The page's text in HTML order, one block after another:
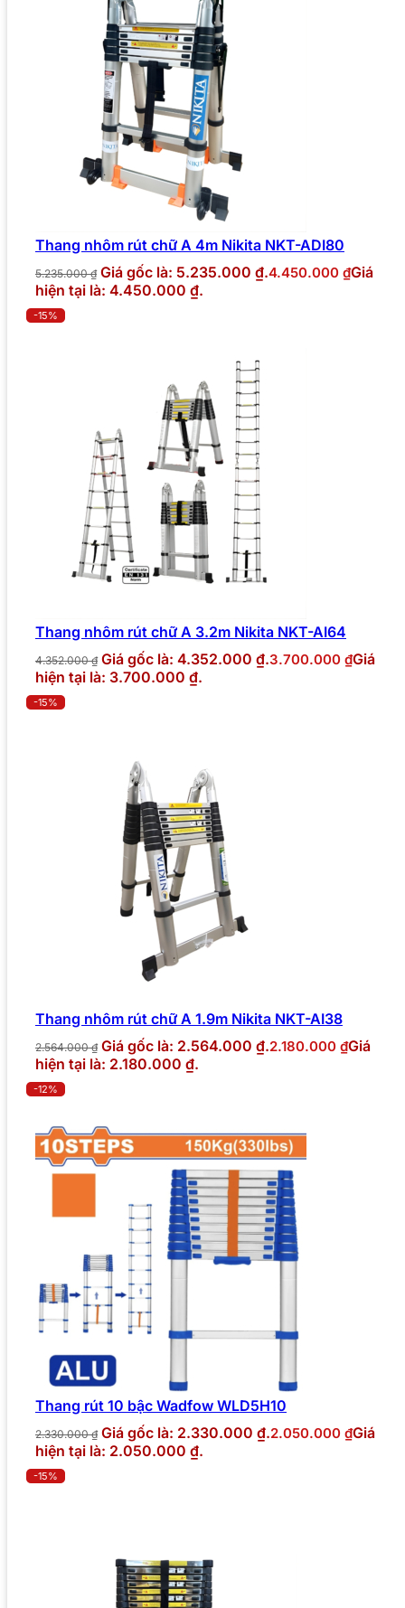
Thang nhôm rút chữ A 4m Nikita NKT-ADI80
5.235.000₫ Giá gốc là: 5.235.000 ₫.4.450.000 ₫Giá
hiện tại là: 4.450.000 ₫.
-15%
Thang nhôm rút chữ A 3.2m Nikita NKT-AI64
4.352.000₫ Giá gốc là: 4.352.000 ₫.3.700.000 ₫Giá
hiện tại là: 3.700.000 ₫.
-15%
Thang nhôm rút chữ A 1.9m Nikita NKT-AI38
2.564.000₫ Giá gốc là: 2.564.000 ₫.2.180.000 ₫Giá
hiện tại là: 2.180.000 ₫.
-12%
Thang rút 10 bậc Wadfow WLD5H10
2.330.000₫ Giá gốc là: 2.330.000 ₫.2.050.000 ₫Giá
hiện tại là: 2.050.000 ₫.
-15%